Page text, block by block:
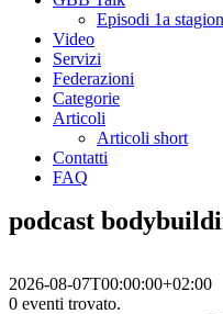
Episodi 1a
Video
Servizi
Federazioni
Categorie
Articoli
Articoli short
Contatti
FAQ
podcast
2026-08-07T00:00:00+02:00
0 eventi trovato.